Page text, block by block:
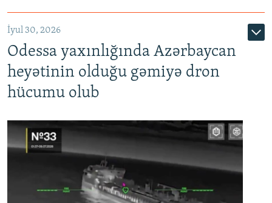
İyul 30, 2026
Odessa yaxınlığında Azərbaycan
heyətinin olduğu gəmiyə dron
hücumu olub